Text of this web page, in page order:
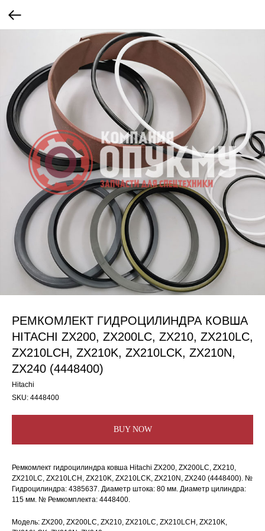
РЕМКОМЛЕКТ ГИДРОЦИЛИНДРА КОВША
HITACHI ZX200, ZX200LC, ZX210, ZX210LC,
ZX210LCH, ZX210K, ZX210LCK, ZX210N,
ZX240 (4448400)
Hitachi
SKU: 4448400
BUY NOW
Ремкомлект гидроцилиндра ковша Hitachi ZX200, ZX200LC, ZX210,
ZX210LC, ZX210LCH, ZX210K, ZX210LCK, ZX210N, ZX240 (4448400). №
Гидроцилиндра: 4385637. Диаметр штока: 80 мм. Диаметр цилиндра:
115 мм. № Ремкомплекта: 4448400.
Модель: ZX200, ZX200LC, ZX210, ZX210LC, ZX210LCH, ZX210K,